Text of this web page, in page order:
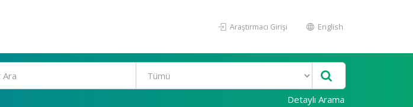
Araştırmacı Girişi English
Detaylı Arama